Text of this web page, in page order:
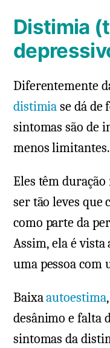
Distimia
Diferentemente
distimiase dá de
sintomas são de
menos limitantes.
Eles têm
ser tão leves que
como parte da
Assim, ela é vista
uma pessoa
Baixaautoestima
desânimo e falta
sintomas da